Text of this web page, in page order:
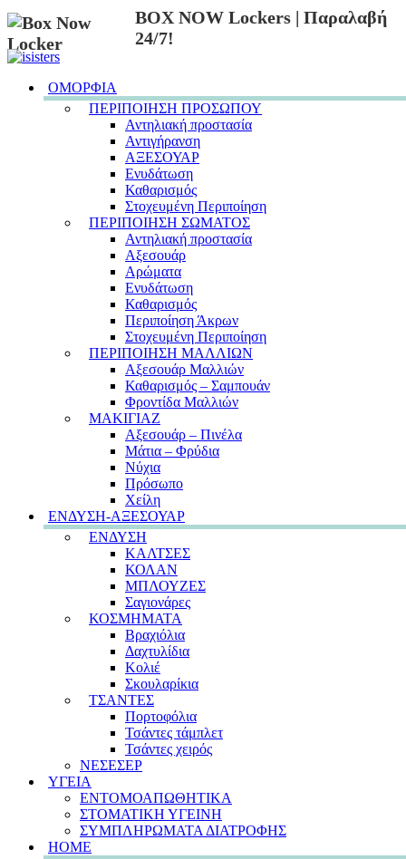
BOX NOW Lockers | Παραλαβή
24/7!
ΟΜΟΡΦΙΑ
ΠΕΡΙΠΟΙΗΣΗ ΠΡΟΣΩΠΟΥ
Αντηλιακή προστασία
Αντιγήρανση
ΑΞΕΣΟΥΑΡ
Ενυδάτωση
Καθαρισμός
Στοχευμένη Περιποίηση
ΠΕΡΙΠΟΙΗΣΗ ΣΩΜΑΤΟΣ
Αντηλιακή προστασία
Αξεσουάρ
Αρώματα
Ενυδάτωση
Καθαρισμός
Περιποίηση Άκρων
Στοχευμένη Περιποίηση
ΠΕΡΙΠΟΙΗΣΗ ΜΑΛΛΙΩΝ
Αξεσουάρ Μαλλιών
Καθαρισμός – Σαμπουάν
Φροντίδα Μαλλιών
ΜΑΚΙΓΙΑΖ
Αξεσουάρ – Πινέλα
Μάτια – Φρύδια
Νύχια
Πρόσωπο
Χείλη
ΕΝΔΥΣΗ-ΑΞΕΣΟΥΑΡ
ΕΝΔΥΣΗ
ΚΑΛΤΣΕΣ
ΚΟΛΑΝ
ΜΠΛΟΥΖΕΣ
Σαγιονάρες
ΚΟΣΜΗΜΑΤΑ
Βραχιόλια
Δαχτυλίδια
Κολιέ
Σκουλαρίκια
ΤΣΑΝΤΕΣ
Πορτοφόλια
Τσάντες τάμπλετ
Τσάντες χειρός
ΝΕΣΕΣΕΡ
ΥΓΕΙΑ
ΕΝΤΟΜΟΑΠΩΘΗΤΙΚΑ
ΣΤΟΜΑΤΙΚΗ ΥΓΕΙΝΗ
ΣΥΜΠΛΗΡΩΜΑΤΑ ΔΙΑΤΡΟΦΗΣ
HOME